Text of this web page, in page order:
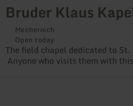
Bruder Klaus
Mechernich
Open today
The field chapel dedicated to
Anyone who visits them with